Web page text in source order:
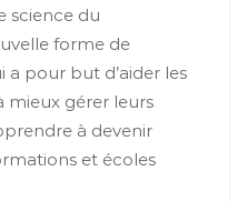
science du
forme de
a pour but d’aider les
mieux gérer leurs
à devenir
et écoles